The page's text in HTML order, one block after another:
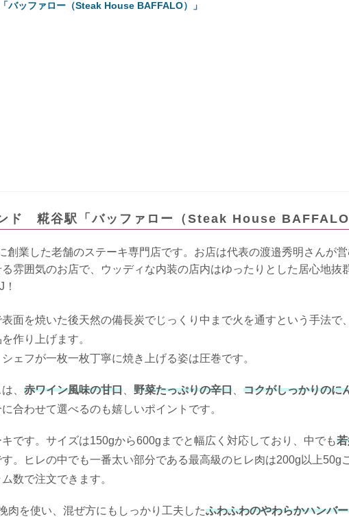
ッファロー（Steak House BAFFALO）」
ド 糀谷駅「バッファロー（Steak House BAFFALO
創業した老舗のステーキ専門店です。お店は代表の渡邉秀明さんが
雰囲気のお店で、ウッディな内装の店内はゆったりとした居心地抜
面を焼いた後天然の備長炭でじっくり中まで火を通すという手法で
作り上げます。
ェフが一枚一枚丁寧に焼き上げる姿は圧巻です。
、 赤ワイン風味の甘口 野菜たっぷりの辛口
コクがしっかりのに
合わせて選べるのも嬉しいポイントです。
です。サイズは150gから600gまでと幅広く対応しており、中でも
。ヒレの中でも一番太い部分である最高級のヒレ肉は200g以上50g
数で注文できます。
肉を使い、混ぜ方にもしっかり工夫したふわふわのやわらかハンバ